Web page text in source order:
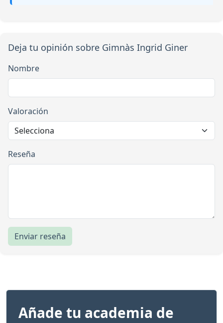
Deja tu opinión sobre Gimnàs Ingrid Giner
Nombre
Valoración
Reseña
Enviar reseña
Añade tu academia de